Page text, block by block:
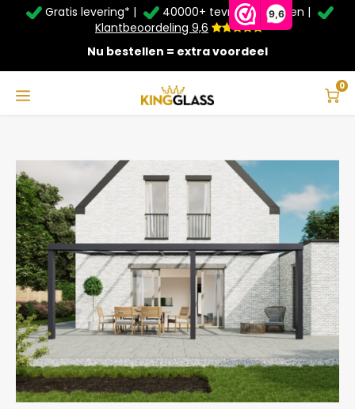
9,6
Service & Contact
Bezorging
Afhalen
Montage
Betaalmethoden
Garantie
Veelgestelde vragen
Taal
Deutsch
Gratis levering* |
40000+ tevreden klanten |
Klantbeoordeling 9,6
Nu bestellen = extra voordeel
0
Zomer Deals: Tot 20% kortingop schuifwanden en
veranda's +€20extra kassa korting*
Veranda | Polycarbonaat | Antraciet | 7.06 x 3 meter